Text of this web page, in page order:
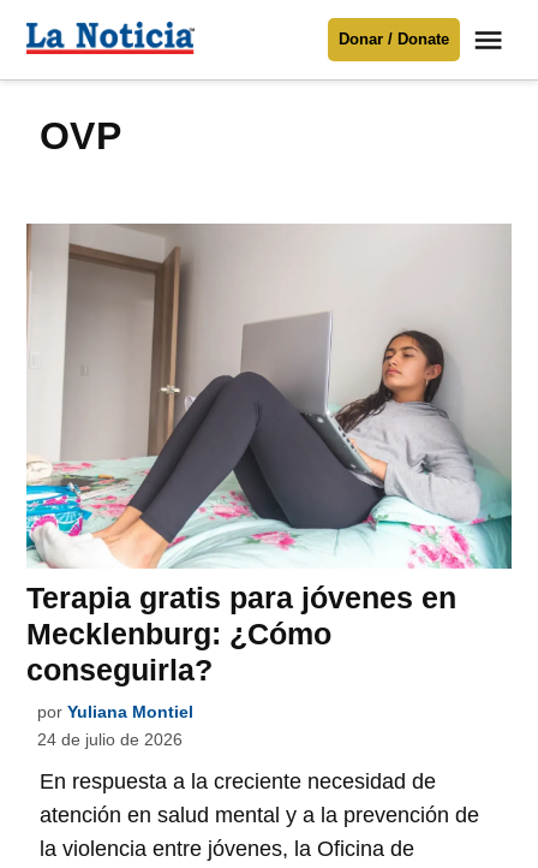
Para mantenerte informado necesitamos
contenido
Noticia
Donar / Donate
OVP
Terapia gratis para jóvenes en
Mecklenburg: ¿Cómo
conseguirla?
por Yuliana Montiel
24 de julio de 2026
En respuesta a la creciente necesidad de
atención en salud mental y a la prevención de
la violencia entre jóvenes, la Oficina de